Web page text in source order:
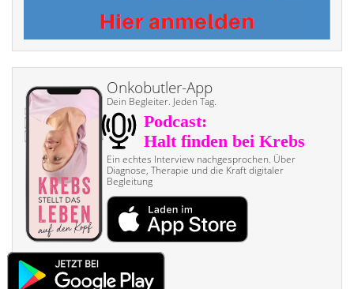
Onkobutler-App
Dein Begleiter. Jeden Tag.
Ein echtes Interview nach­gesprochen. Über
Diagnose, Therapie und die Kraft digitaler
Begleitung